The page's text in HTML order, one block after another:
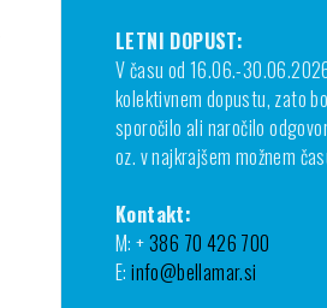
LETNI DOPUST:
V času od 16.06.-
kolektivnem dopustu, zato
sporočilo ali naročilo
oz. v najkrajšem možnem
Kontakt:
M: +386 70 426 700
E:info@bellamar.si